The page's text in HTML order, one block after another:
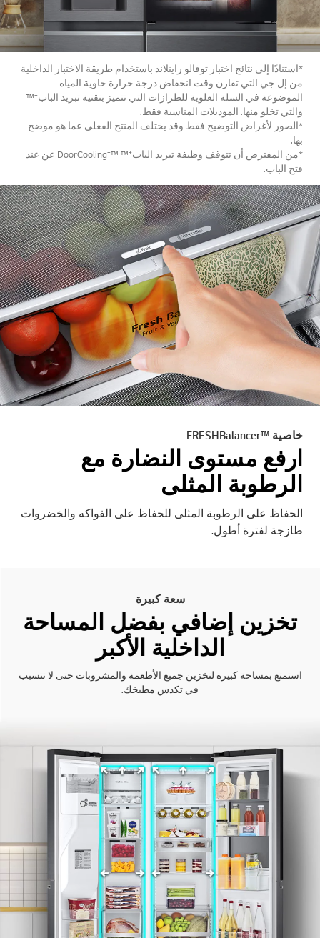
*استنادًا إلى نتائج اختبار توفالو راينلاند باستخدام طريقة الاختبار الداخلية
من إل جي التي تقارن وقت انخفاض درجة حرارة حاوية المياه
الموضوعة في السلة العلوية للطرازات التي تتميز بتقنية تبريد الباب⁺™
والتي تخلو منها. الموديلات المناسبة فقط.
*الصور لأغراض التوضيح فقط وقد يختلف المنتج الفعلي عما هو موضح
بها.
*من المفترض أن تتوقف وظيفة تبريد الباب⁺™ ™⁺DoorCooling عن عند
فتح الباب.
خاصية ™FRESHBalancer
ارفع مستوى النضارة مع
الرطوبة المثلى
الحفاظ على الرطوبة المثلى للحفاظ على الفواكه والخضروات
طازجة لفترة أطول.
سعة كبيرة
تخزين إضافي بفضل المساحة
الداخلية الأكبر
استمتع بمساحة كبيرة لتخزين جميع الأطعمة والمشروبات حتى لا تتسبب
في تكدس مطبخك.